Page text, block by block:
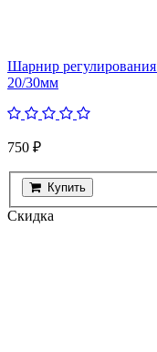
Шарнир
20/30мм
750 ₽
Купить
Скидка